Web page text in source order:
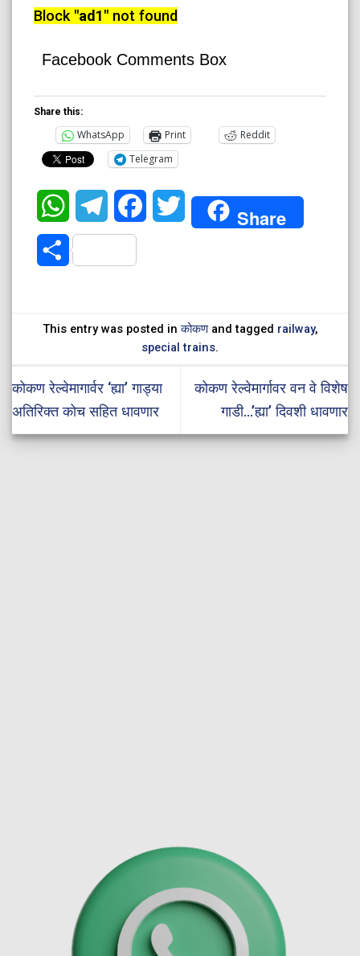
Block "ad1" not found
Facebook Comments Box
Share this:
WhatsApp Print
Reddit
Telegram
WhatsAppTelegramFacebookTwitter Share
Share
This entry was posted inकोकणand tagged railway,
special trains.
कोकण रेल्वेमागार्वर ‘ह्या’ गाड्या
अतिरिक्त कोच सहित धावणार
कोकण रेल्वेमार्गावर वन वे विशेष
गाडी…’ह्या’ दिवशी धावणार